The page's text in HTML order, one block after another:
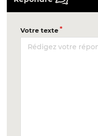
Votre texte